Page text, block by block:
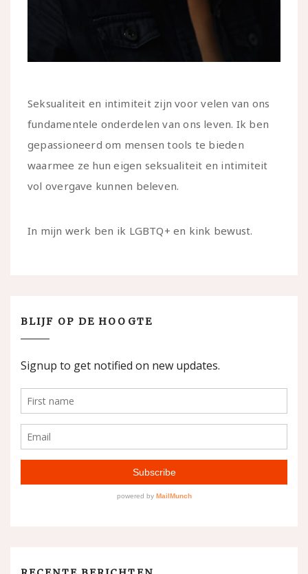
Seksualiteit en intimiteit zijn voor velen van ons
fundamentele onderdelen van ons leven. Ik ben
gepassioneerd om mensen tools te bieden
waarmee ze hun eigen seksualiteit en intimiteit
vol overgave kunnen beleven.
In mijn werk ben ik LGBTQ+ en kink bewust.
BLIJF OP DE HOOGTE